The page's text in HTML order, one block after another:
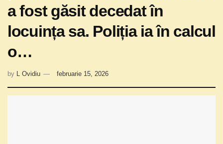
a fost găsit decedat în
locuința sa. Poliția ia în calcul
o…
by L Ovidiu februarie 15, 2026